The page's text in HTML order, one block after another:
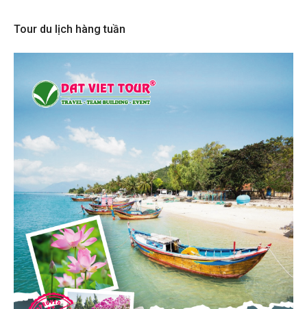
Tour du lịch hàng tuần